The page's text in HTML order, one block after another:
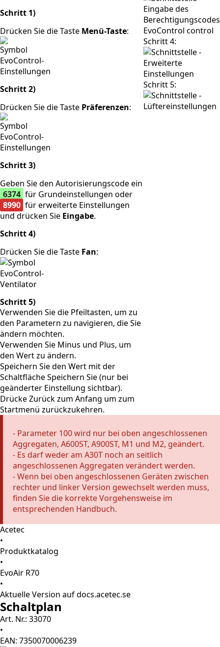
Schritt 1)
Drücken Sie die Taste Menü-Taste:
Schritt 2)
Drücken Sie die Taste Präferenzen:
Schritt 3)
Geben Sie den Autorisierungscode ein
6374 für Grundeinstellungen oder
8990 für erweiterte Einstellungen
und drücken Sie Eingabe.
Schritt 4)
Drücken Sie die Taste Fan:
Schritt 5)
Verwenden Sie die Pfeiltasten, um zu
den Parametern zu navigieren, die Sie
ändern möchten.
Verwenden Sie Minus und Plus, um
den Wert zu ändern.
Speichern Sie den Wert mit der
SchaltflächeSpeichern Sie(nur bei
geänderter Einstellung sichtbar).
DrückeZurück zum Anfang um zum
Startmenü zurückzukehren.
Schritt 4:
Schritt 5:
- Parameter 100 wird nur bei oben angeschlossenen
Aggregaten, A600ST, A900ST, M1 und M2, geändert.
- Es darf weder am A30T noch an seitlich
angeschlossenen Aggregaten verändert werden.
- Wenn bei oben angeschlossenen Geräten zwischen
rechter und linker Version gewechselt werden muss,
finden Sie die korrekte Vorgehensweise im
entsprechenden Handbuch.
Acetec
•
Produktkatalog
•
EvoAir R70
•
Aktuelle Version auf docs.acetec.se
Schaltplan
Art. Nr.: 33070
•
EAN: 7350070006239